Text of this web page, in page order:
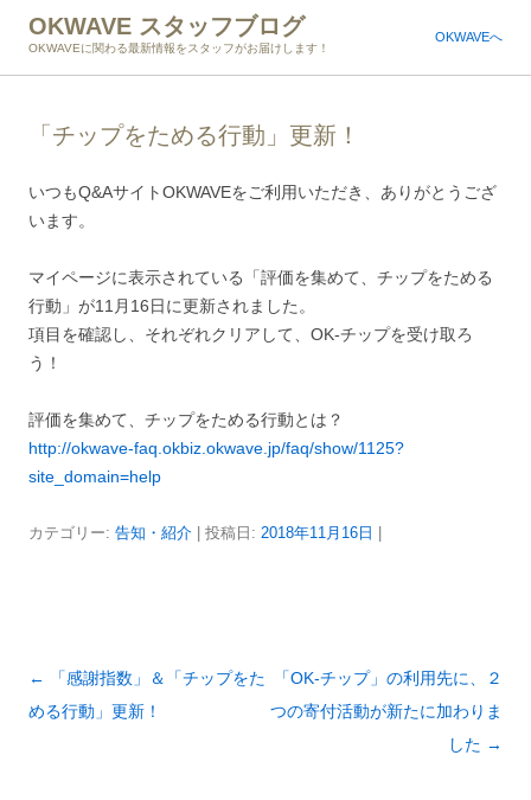
OKWAVE スタッフブログ
OKWAVEに関わる最新情報をスタッフがお届けします！
OKWAVEへ
「チップをためる行動」更新！
いつもQ&AサイトOKWAVEをご利用いただき、ありがとうござ
います。
マイページに表示されている「評価を集めて、チップをためる
行動」が11月16日に更新されました。
項目を確認し、それぞれクリアして、OK-チップを受け取ろ
う！
評価を集めて、チップをためる行動とは？
http://okwave-faq.okbiz.okwave.jp/faq/show/1125?
site_domain=help
カテゴリー: 告知・紹介 | 投稿日: 2018年11月16日
投
稿
←
「感謝指数」＆「チップをた
める行動」更新！
「OK-チップ」の利用先に、２
つの寄付活動が新たに加わりま
した →